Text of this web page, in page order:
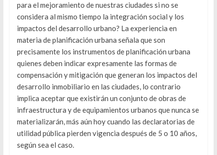
para el mejoramiento de nuestras ciudades si no se
considera al mismo tiempo la integración social y los
impactos del desarrollo urbano? La experiencia en
materia de planificación urbana señala que son
precisamente los instrumentos de planificación urbana
quienes deben indicar expresamente las formas de
compensación y mitigación que generan los impactos del
desarrollo inmobiliario en las ciudades, lo contrario
implica aceptar que existirán un conjunto de obras de
infraestructura y de equipamientos urbanos que nunca se
materializarán, más aún hoy cuando las declaratorias de
utilidad pública pierden vigencia después de 5 o 10 años,
según sea el caso.